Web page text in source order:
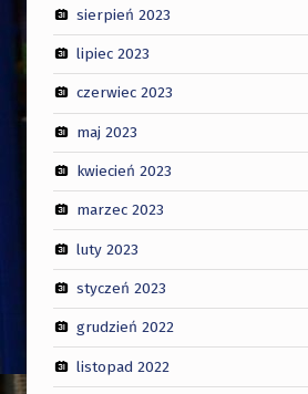
sierpień 2023
lipiec 2023
czerwiec 2023
maj 2023
kwiecień 2023
marzec 2023
luty 2023
styczeń 2023
grudzień 2022
listopad 2022